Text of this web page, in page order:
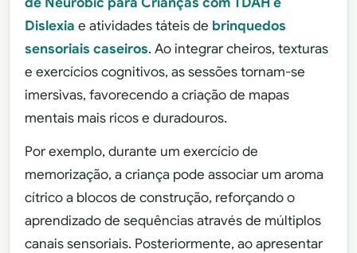
Dislexia e atividades táteis de brinquedos
sensoriais caseiros. Ao integrar cheiros, texturas
e exercícios cognitivos, as sessões tornam-se
imersivas, favorecendo a criação de mapas
mentais mais ricos e duradouros.
Por exemplo, durante um exercício de
memorização, a criança pode associar um aroma
cítrico a blocos de construção, reforçando o
aprendizado de sequências através de múltiplos
canais sensoriais. Posteriormente, ao apresentar